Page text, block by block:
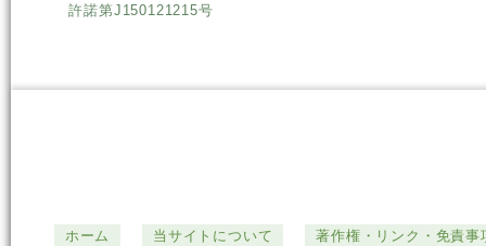
許諾第J150121215号
ホーム 当サイトについて 著作権・リンク・免責事